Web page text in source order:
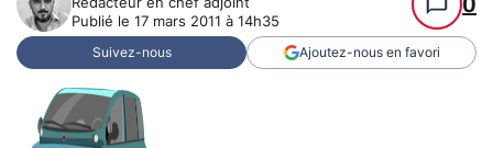
Rédacteur en chef adjoint
Publié le 17 mars 2011 à 14h35
Suivez-nous Ajoutez-nous en favori